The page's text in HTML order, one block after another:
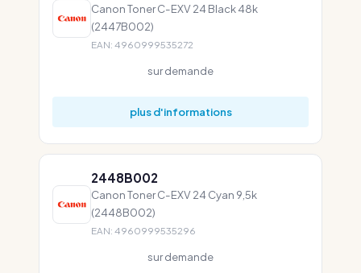
Canon Toner C-EXV 24 Black 48k
(2447B002)
EAN: 4960999535272
sur demande
plus d'informations
2448B002
Canon Toner C-EXV 24 Cyan 9,5k
(2448B002)
EAN: 4960999535296
sur demande